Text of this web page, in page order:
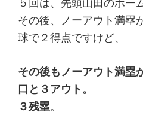
５回は、先頭山田のホー
その後、ノーアウト満塁
球で２得点ですけど、
その後もノーアウト満塁
口と３アウト。
３残塁。